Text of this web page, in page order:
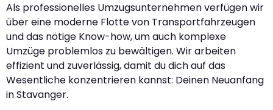
Als professionelles Umzugsunternehmen verfügen wir
über eine moderne Flotte von Transportfahrzeugen
und das nötige Know-how, um auch komplexe
Umzüge problemlos zu bewältigen. Wir arbeiten
effizient und zuverlässig, damit du dich auf das
Wesentliche konzentrieren kannst: Deinen Neuanfang
in Stavanger.